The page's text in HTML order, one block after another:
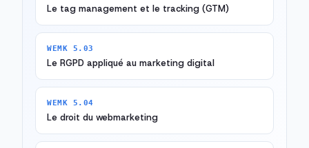
Le tag management et le tracking (GTM)
WEMK 5.03
Le RGPD appliqué au marketing digital
WEMK 5.04
Le droit du webmarketing